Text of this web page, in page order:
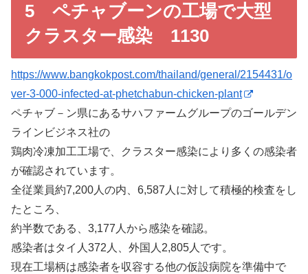
5 ペチャブーンの工場で大型
クラスター感染 1130
https://www.bangkokpost.com/thailand/general/2154431/o
ver-3-000-infected-at-phetchabun-chicken-plant
ペチャブ－ン県にあるサハファームグループのゴールデン
ラインビジネス社の
鶏肉冷凍加工工場で、クラスター感染により多くの感染者
が確認されています。
全従業員約7,200人の内、6,587人に対して積極的検査をし
たところ、
約半数である、3,177人から感染を確認。
感染者はタイ人372人、外国人2,805人です。
現在工場柄は感染者を収容する他の仮設病院を準備中で